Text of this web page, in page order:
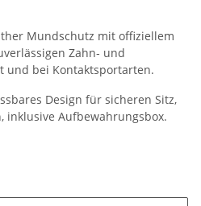
Mundschutz mit offiziellem
Zahn‑ und
und bei Kontaktsportarten.
Design für sicheren Sitz,
inklusive Aufbewahrungsbox.